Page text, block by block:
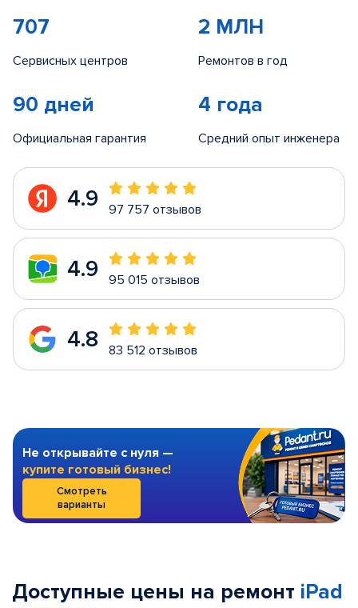
707
Сервисных центров
2 МЛН
Ремонтов в год
90 дней
Официальная гарантия
4 года
Средний опыт инженера
4.9 97 757 отзывов
4.9 95 015 отзывов
4.8 83 512 отзывов
Не открывайте с нуля —
купите готовый бизнес!
Смотреть
варианты
Доступные цены на ремонт iPad